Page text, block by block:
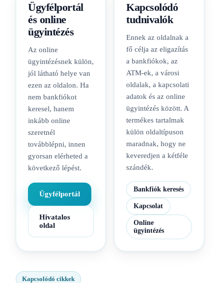
Ügyfélportál
és online
ügyintézés
Az online
ügyintézésnek külön,
jól látható helye van
ezen az oldalon. Ha
nem bankfiókot
keresel, hanem
inkább online
szeretnél
továbblépni, innen
gyorsan elérheted a
következő lépést.
Ügyfélportál
Hivatalos
oldal
Kapcsolódó
tudnivalók
Ennek az oldalnak a
fő célja az eligazítás
a bankfiókok, az
ATM-ek, a városi
oldalak, a kapcsolati
adatok és az online
ügyintézés között. A
termékes tartalmak
külön oldaltípuson
maradnak, hogy ne
keveredjen a kétféle
szándék.
Bankfiók keresés
Kapcsolat
Online
ügyintézés
Kapcsolódó cikkek